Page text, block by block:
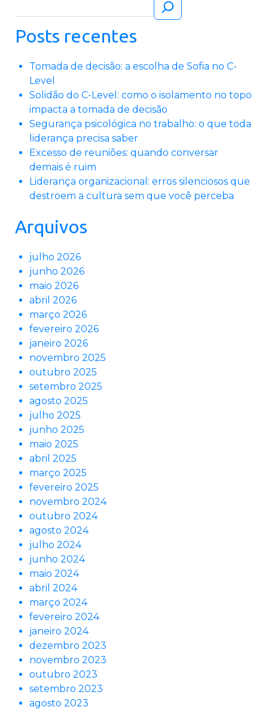
Posts recentes
Tomada de decisão: a escolha de Sofia no C-
Level
Solidão do C-Level: como o isolamento no topo
impacta a tomada de decisão
Segurança psicológica no trabalho: o que toda
liderança precisa saber
Excesso de reuniões: quando conversar
demais é ruim
Liderança organizacional: erros silenciosos que
destroem a cultura sem que você perceba
Arquivos
julho 2026
junho 2026
maio 2026
abril 2026
março 2026
fevereiro 2026
janeiro 2026
novembro 2025
outubro 2025
setembro 2025
agosto 2025
julho 2025
junho 2025
maio 2025
abril 2025
março 2025
fevereiro 2025
novembro 2024
outubro 2024
agosto 2024
julho 2024
junho 2024
maio 2024
abril 2024
março 2024
fevereiro 2024
janeiro 2024
dezembro 2023
novembro 2023
outubro 2023
setembro 2023
agosto 2023